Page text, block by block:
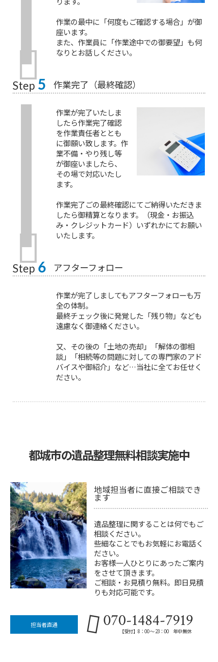
作業の最中に「何度もご確認する場合」が御
座います。
また、作業員に「作業途中での御要望」も何
なりとお話しください。
Step 5 作業完了（最終確認）
作業が完了いたしま
したら作業完了確認
を作業責任者ととも
に御願い致します。作
業不備・やり残し等
が御座いましたら、
その場で対応いたし
ます。
作業完了ごの最終確認にてご納得いただきま
したら御精算となります。（現金・お振込
み・クレジットカード）いずれかにてお願い
いたします。
Step 6 アフターフォロー
作業が完了しましてもアフターフォローも万
全の体制。
最終チェック後に発覚した「残り物」なども
遠慮なく御連絡ください。
又、その後の「土地の売却」「解体の御相
談」「相続等の問題に対しての専門家のアド
バイスや御紹介」など…当社に全てお任せく
ださい。
都城市の遺品整理無料相談実施中
地域担当者に直接ご相談でき
ます
遺品整理に関することは何でもご
相談ください。
些細なことでもお気軽にお電話く
ださい。
お客様一人ひとりにあったご案内
をさせて頂きます。
ご相談・お見積り無料。即日見積
りも対応可能です。
担当者直通 070-1484-7919
【受付】8：00 ～ 23：00 年中無休